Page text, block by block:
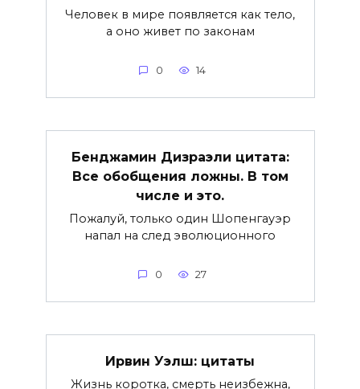
Человек в мире появляется как тело,
а оно живет по законам
0 14
Бенджамин Дизраэли цитата:
Все обобщения ложны. В том
числе и это.
Пожалуй, только один Шопенгауэр
напал на след эволюционного
0 27
Ирвин Уэлш: цитаты
Жизнь коротка, смерть неизбежна,